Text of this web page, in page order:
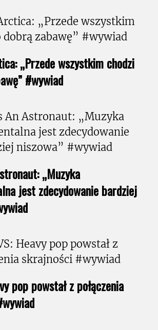
„Przede wszystkim chodzi
#wywiad
„Muzyka
jest zdecydowanie bardziej
pop powstał z połączenia